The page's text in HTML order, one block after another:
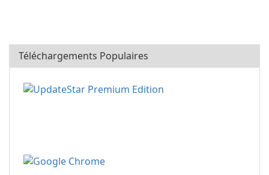
Téléchargements Populaires